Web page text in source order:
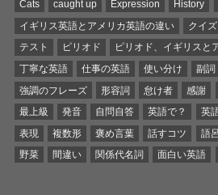
Cats caught up Expression History
イギリス英語とアメリカ英語の違い
クイズ
テスト
ピリオド
ピリオド、イギリスと
丁寧な英語
仕事の英語 使い分け 副詞
強調のフレーズ
形容詞 怠け者 感謝
最上級
発音 自問自答 英語で？ 英
表現
複数形 褒め言葉 話すコツ 語
野菜
間違い 関係代名詞 面白い英語